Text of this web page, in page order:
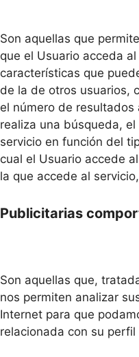
Son aquellas que
que el Usuario acceda
características que
de la de otros usuarios,
el número de
realiza una búsqueda,
servicio en función del
cual el Usuario accede
la que accede al
Publicitarias
Son aquellas que,
nos permiten analizar
Internet para que
relacionada con su